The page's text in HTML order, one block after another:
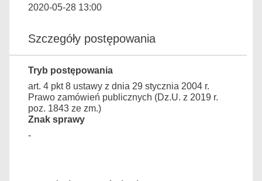
2020-05-28 13:00
Szczegóły postępowania
Tryb postępowania
art. 4 pkt 8 ustawy z dnia 29 stycznia 2004 r.
Prawo zamówień publicznych (Dz.U. z 2019 r.
poz. 1843 ze zm.)
Znak sprawy
-